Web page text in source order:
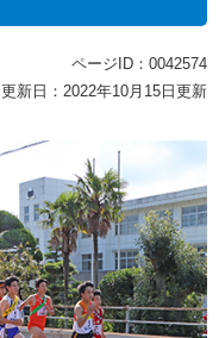
ページID：0042574
更新日：2022年10月15日更新